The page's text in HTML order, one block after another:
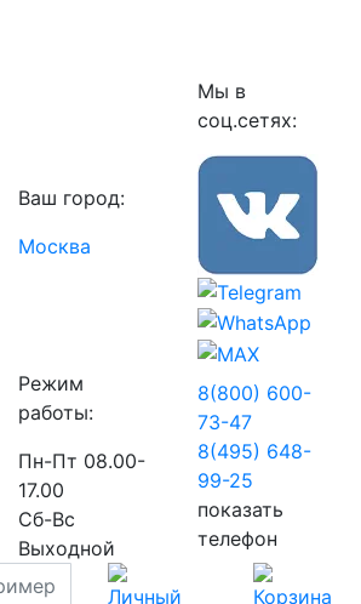
Ваш город:
Москва
Мы в
соц.сетях:
Режим
работы:
Пн-Пт 08.00-
17.00
Сб-Вс
Выходной
8(800) 600-
73-47
8(495) 648-
99-25
показать
телефон